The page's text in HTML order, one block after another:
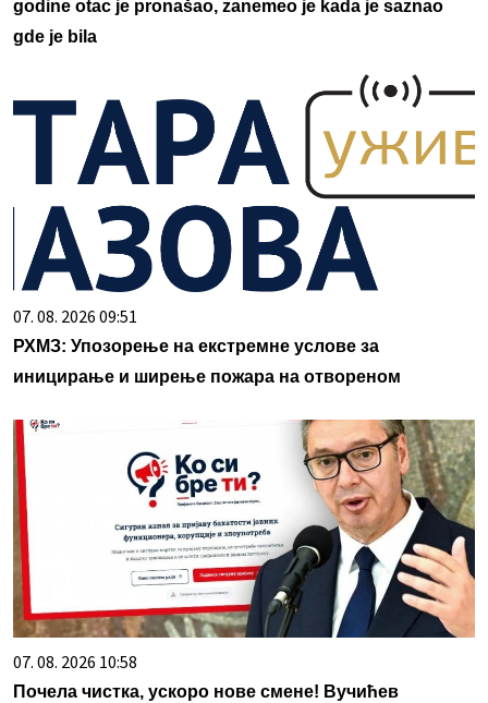
godine otac je pronašao, zanemeo je kada je saznao
gde je bila
07. 08. 2026 09:51
РХМЗ: Упозорење на екстремне услове за
иницирање и ширење пожара на отвореном
07. 08. 2026 10:58
Почела чистка, ускоро нове смене! Вучићев